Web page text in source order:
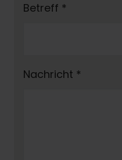
Betreff *
Nachricht *